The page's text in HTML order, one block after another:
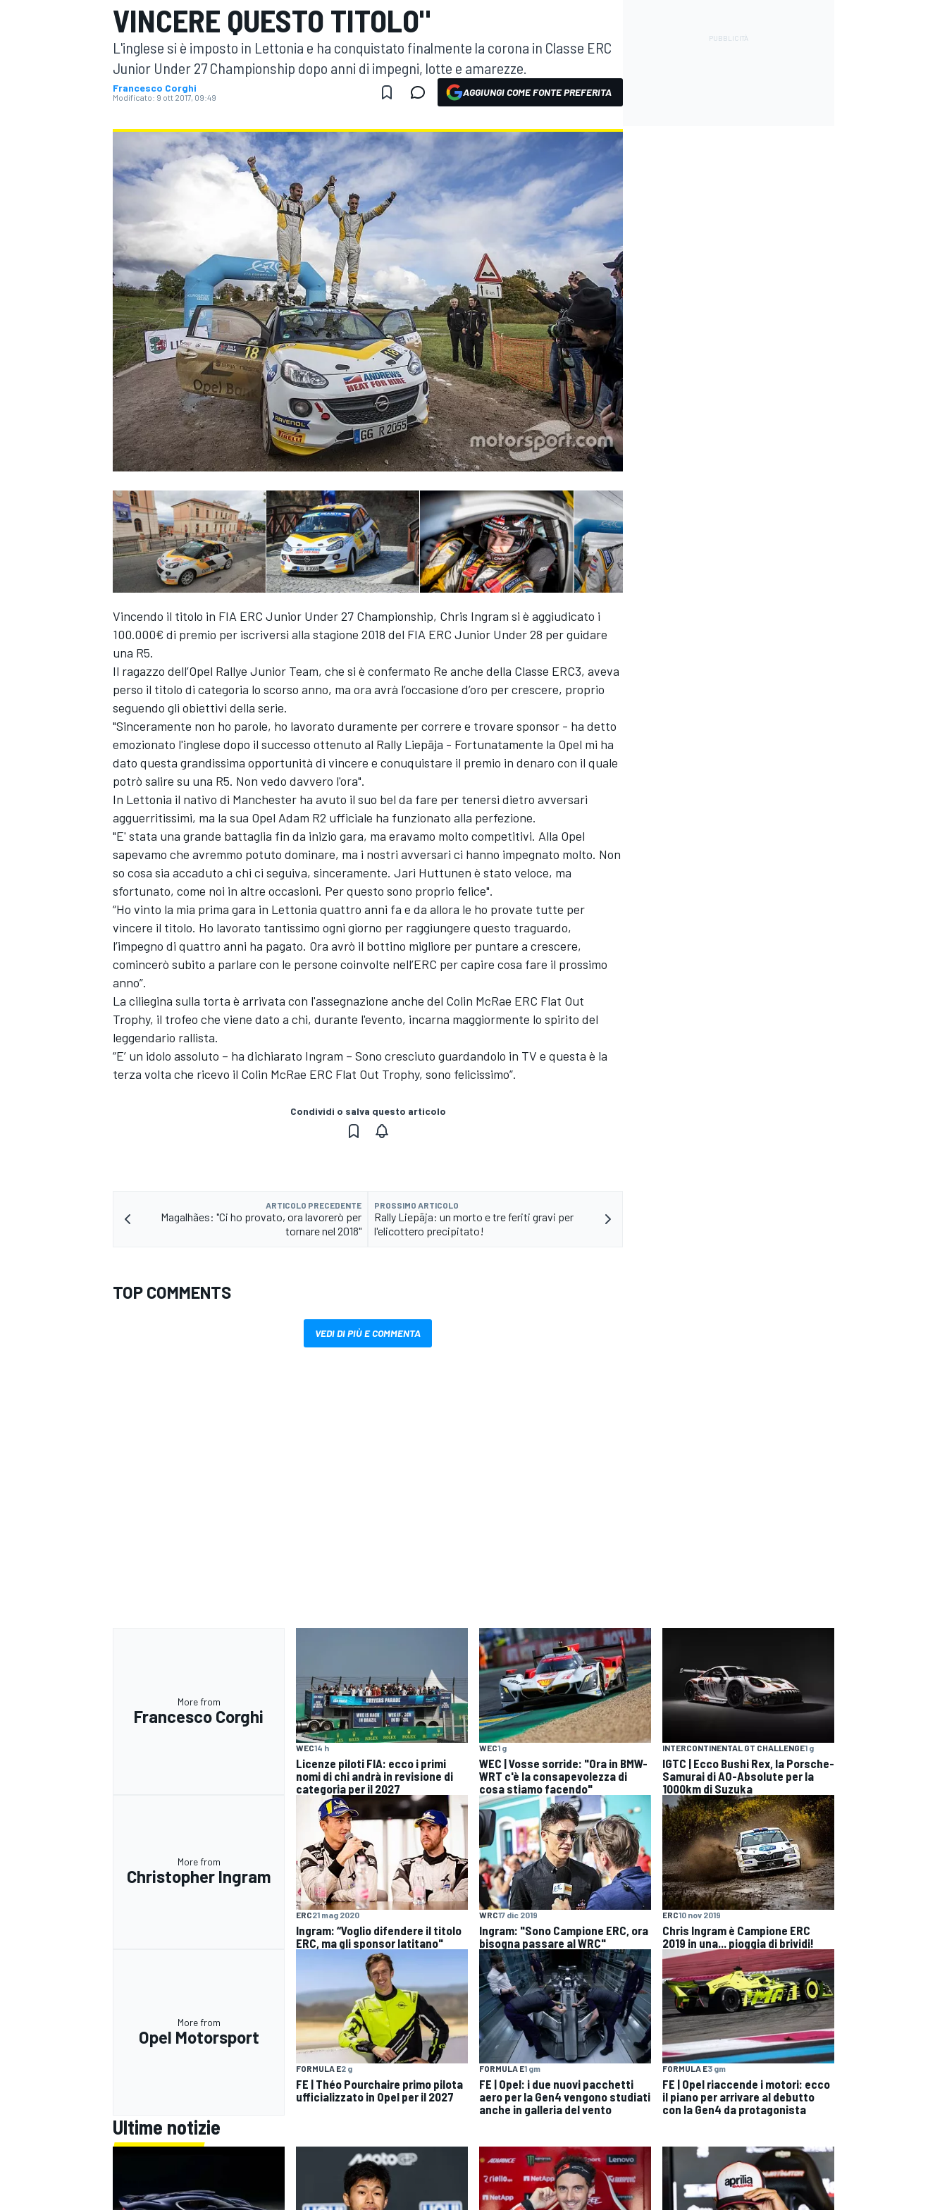
MOTOGP WEC
WRC
MONOPOSTO
VINCERE QUESTO TITOLO"
L'inglese si è imposto in Lettonia e ha conquistato finalmente la corona in Classe ERC
Junior Under 27 Championship dopo anni di impegni, lotte e amarezze.
Francesco Corghi
Modificato: 9 ott 2017, 09:49 AGGIUNGI COME FONTE PREFERITA
Vincendo il titolo in FIA ERC Junior Under 27 Championship, Chris Ingram si è aggiudicato i
100.000€ di premio per iscriversi alla stagione 2018 del FIA ERC Junior Under 28 per guidare
una R5.
Il ragazzo dell’Opel Rallye Junior Team, che si è confermato Re anche della Classe ERC3, aveva
perso il titolo di categoria lo scorso anno, ma ora avrà l’occasione d’oro per crescere, proprio
seguendo gli obiettivi della serie.
"Sinceramente non ho parole, ho lavorato duramente per correre e trovare sponsor - ha detto
emozionato l'inglese dopo il successo ottenuto al Rally Liepāja - Fortunatamente la Opel mi ha
dato questa grandissima opportunità di vincere e conuquistare il premio in denaro con il quale
potrò salire su una R5. Non vedo davvero l'ora".
In Lettonia il nativo di Manchester ha avuto il suo bel da fare per tenersi dietro avversari
agguerritissimi, ma la sua Opel Adam R2 ufficiale ha funzionato alla perfezione.
"E' stata una grande battaglia fin da inizio gara, ma eravamo molto competitivi. Alla Opel
sapevamo che avremmo potuto dominare, ma i nostri avversari ci hanno impegnato molto. Non
so cosa sia accaduto a chi ci seguiva, sinceramente. Jari Huttunen è stato veloce, ma
sfortunato, come noi in altre occasioni. Per questo sono proprio felice".
“Ho vinto la mia prima gara in Lettonia quattro anni fa e da allora le ho provate tutte per
vincere il titolo. Ho lavorato tantissimo ogni giorno per raggiungere questo traguardo,
l’impegno di quattro anni ha pagato. Ora avrò il bottino migliore per puntare a crescere,
comincerò subito a parlare con le persone coinvolte nell’ERC per capire cosa fare il prossimo
anno”.
La ciliegina sulla torta è arrivata con l'assegnazione anche del Colin McRae ERC Flat Out
Trophy, il trofeo che viene dato a chi, durante l'evento, incarna maggiormente lo spirito del
leggendario rallista.
“E’ un idolo assoluto – ha dichiarato Ingram – Sono cresciuto guardandolo in TV e questa è la
terza volta che ricevo il Colin McRae ERC Flat Out Trophy, sono felicissimo”.
Condividi o salva questo articolo
ARTICOLO PRECEDENTE
Magalhães: "Ci ho provato, ora lavorerò per
tornare nel 2018"
PROSSIMO ARTICOLO
Rally Liepāja: un morto e tre feriti gravi per
l'elicottero precipitato!
TOP COMMENTS
VEDI DI PIÙ E COMMENTA
More from
Francesco Corghi
WEC14 h
Licenze piloti FIA: ecco i primi
nomi di chi andrà in revisione di
categoria per il 2027
WEC1 g
WEC | Vosse sorride: "Ora in BMW-
WRT c'è la consapevolezza di
cosa stiamo facendo"
INTERCONTINENTAL GT CHALLENGE1 g
IGTC | Ecco Bushi Rex, la Porsche-
Samurai di AO-Absolute per la
1000km di Suzuka
More from
Christopher Ingram
ERC21 mag 2020
Ingram: “Voglio difendere il titolo
ERC, ma gli sponsor latitano"
WRC17 dic 2019
Ingram: "Sono Campione ERC, ora
bisogna passare al WRC"
ERC10 nov 2019
Chris Ingram è Campione ERC
2019 in una... pioggia di brividi!
More from
Opel Motorsport
FORMULA E2 g
FE | Théo Pourchaire primo pilota
ufficializzato in Opel per il 2027
FORMULA E1 gm
FE | Opel: i due nuovi pacchetti
aero per la Gen4 vengono studiati
anche in galleria del vento
FORMULA E3 gm
FE | Opel riaccende i motori: ecco
il piano per arrivare al debutto
con la Gen4 da protagonista
Ultime notizie